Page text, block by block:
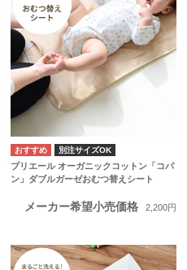
別注サイズOK
プリエール オーガニックコットン「コパ
ン」ダブルガーゼおむつ替えシート
メーカー希望小売価格 2,200円